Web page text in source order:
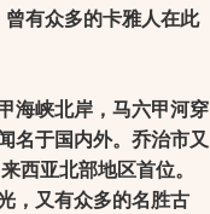
有众多的卡雅人在此
海峡北岸，马六甲河穿
名于国内外。乔治市又
西亚北部地区首位。
，又有众多的名胜古